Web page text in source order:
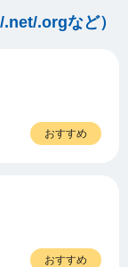
.orgなど）
おすすめ
おすすめ